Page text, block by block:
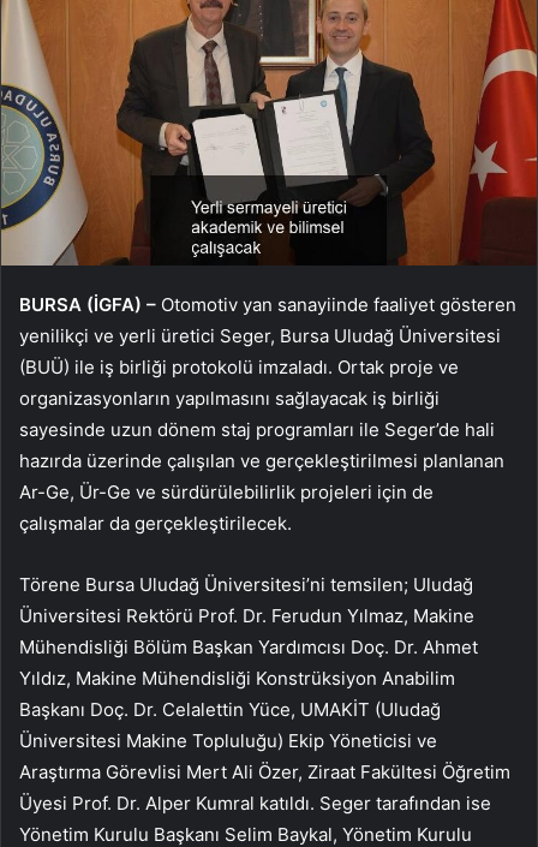
BURSA (İGFA) – Otomotiv yan sanayiinde faaliyet gösteren
yenilikçi ve yerli üretici Seger, Bursa Uludağ Üniversitesi
(BUÜ) ile iş birliği protokolü imzaladı. Ortak proje ve
organizasyonların yapılmasını sağlayacak iş birliği
sayesinde uzun dönem staj programları ile Seger’de hali
hazırda üzerinde çalışılan ve gerçekleştirilmesi planlanan
Ar-Ge, Ür-Ge ve sürdürülebilirlik projeleri için de
çalışmalar da gerçekleştirilecek.
Törene Bursa Uludağ Üniversitesi’ni temsilen; Uludağ
Üniversitesi Rektörü Prof. Dr. Ferudun Yılmaz, Makine
Mühendisliği Bölüm Başkan Yardımcısı Doç. Dr. Ahmet
Yıldız, Makine Mühendisliği Konstrüksiyon Anabilim
Başkanı Doç. Dr. Celalettin Yüce, UMAKİT (Uludağ
Üniversitesi Makine Topluluğu) Ekip Yöneticisi ve
Araştırma Görevlisi Mert Ali Özer, Ziraat Fakültesi Öğretim
Üyesi Prof. Dr. Alper Kumral katıldı. Seger tarafından ise
Yönetim Kurulu Başkanı Selim Baykal, Yönetim Kurulu